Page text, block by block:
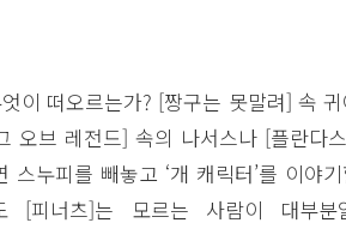
엇이 떠오르는가? [짱구는 못말려] 속
오브 레전드] 속의 나서스나 [플란다
스누피를 빼놓고 ‘개 캐릭터’를 이야
[피너츠]는 모르는 사람이 대부분